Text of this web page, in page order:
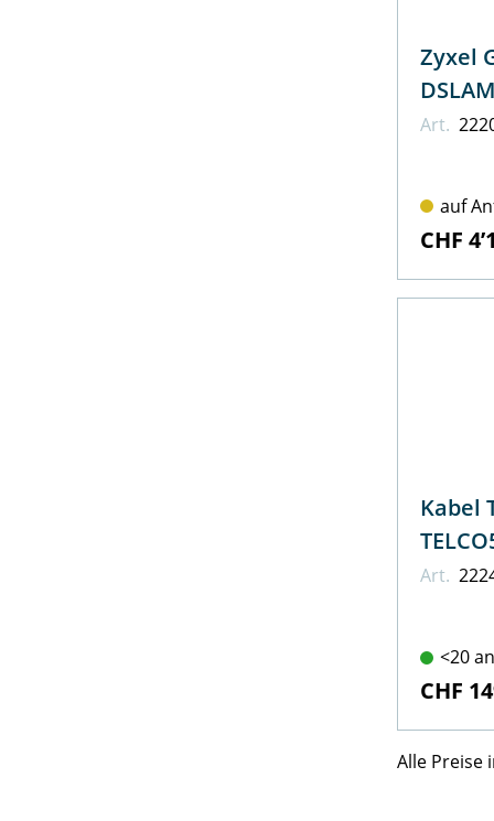
Zyxel
DSLAM
Art.
auf
CHF
Kabel
Art.
<20
CHF
Alle Preise